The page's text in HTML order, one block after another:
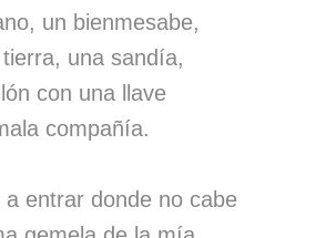
un bienmesabe,
una sandía,
con una llave
compañía.
a entrar donde no cabe